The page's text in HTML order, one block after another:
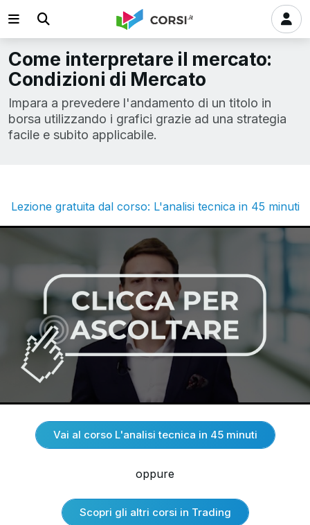
Come interpretare il mercato:
Condizioni di Mercato
Impara a prevedere l'andamento di un titolo in
borsa utilizzando i grafici grazie ad una strategia
facile e subito applicabile.
Lezione gratuita dal corso: L'analisi tecnica in 45 minuti
Vai al corso L'analisi tecnica in 45 minuti
oppure
Scopri gli altri corsi in Trading